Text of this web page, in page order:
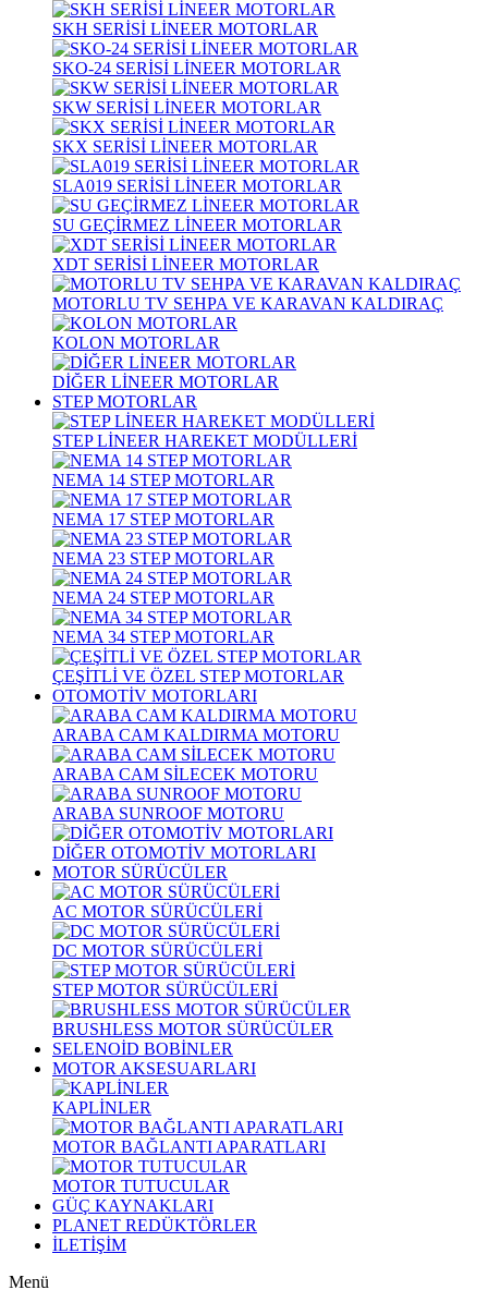
SKH SERİSİ LİNEER MOTORLAR
SKO-24 SERİSİ LİNEER MOTORLAR
SKW SERİSİ LİNEER MOTORLAR
SKX SERİSİ LİNEER MOTORLAR
SLA019 SERİSİ LİNEER MOTORLAR
SU GEÇİRMEZ LİNEER MOTORLAR
XDT SERİSİ LİNEER MOTORLAR
MOTORLU TV SEHPA VE KARAVAN KALDIRAÇ
KOLON MOTORLAR
DİĞER LİNEER MOTORLAR
STEP MOTORLAR
STEP LİNEER HAREKET MODÜLLERİ
NEMA 14 STEP MOTORLAR
NEMA 17 STEP MOTORLAR
NEMA 23 STEP MOTORLAR
NEMA 24 STEP MOTORLAR
NEMA 34 STEP MOTORLAR
ÇEŞİTLİ VE ÖZEL STEP MOTORLAR
OTOMOTİV MOTORLARI
ARABA CAM KALDIRMA MOTORU
ARABA CAM SİLECEK MOTORU
ARABA SUNROOF MOTORU
DİĞER OTOMOTİV MOTORLARI
MOTOR SÜRÜCÜLER
AC MOTOR SÜRÜCÜLERİ
DC MOTOR SÜRÜCÜLERİ
STEP MOTOR SÜRÜCÜLERİ
BRUSHLESS MOTOR SÜRÜCÜLER
SELENOİD BOBİNLER
MOTOR AKSESUARLARI
KAPLİNLER
MOTOR BAĞLANTI APARATLARI
MOTOR TUTUCULAR
GÜÇ KAYNAKLARI
PLANET REDÜKTÖRLER
İLETİŞİM
Menü